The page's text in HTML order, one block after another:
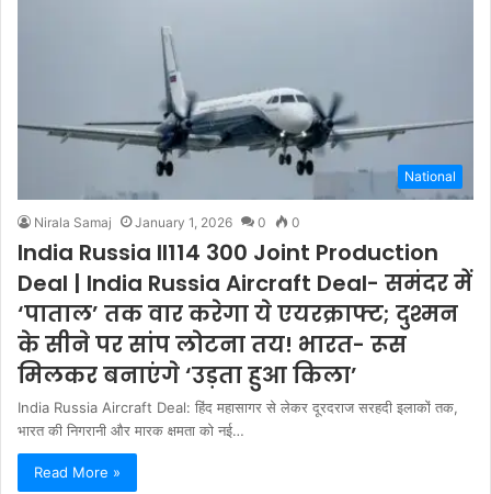
National
Nirala Samaj January 1, 2026 0 0
India Russia Il114 300 Joint Production
Deal | India Russia Aircraft Deal- समंदर में
‘पाताल’ तक वार करेगा ये एयरक्राफ्ट; दुश्मन
के सीने पर सांप लोटना तय! भारत- रूस
मिलकर बनाएंगे ‘उड़ता हुआ किला’
India Russia Aircraft Deal: हिंद महासागर से लेकर दूरदराज सरहदी इलाकों तक,
भारत की निगरानी और मारक क्षमता को नई…
Read More »